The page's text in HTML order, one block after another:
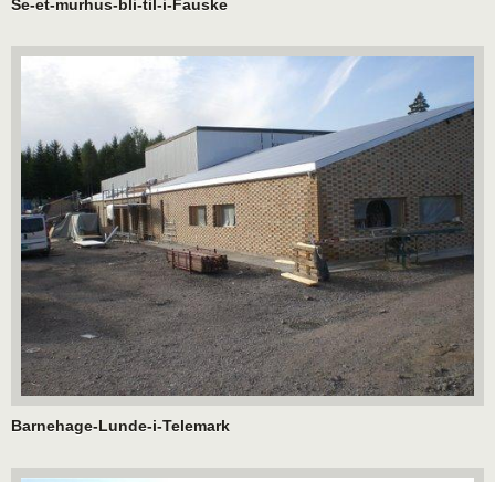
Se-et-murhus-bli-til-i-Fauske
Barnehage-Lunde-i-Telemark